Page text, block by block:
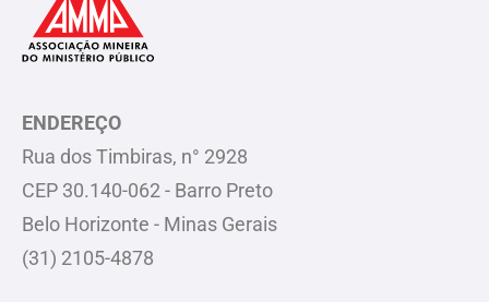
ENDEREÇO
Rua dos Timbiras, n° 2928
CEP 30.140-062 - Barro Preto
Belo Horizonte - Minas Gerais
(31) 2105-4878